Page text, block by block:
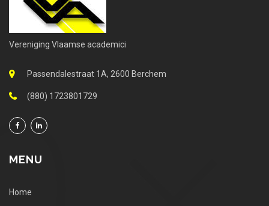
Vereniging Vlaamse academici
Passendalestraat 1A, 2600 Berchem
(880) 1723801729
MENU
Home